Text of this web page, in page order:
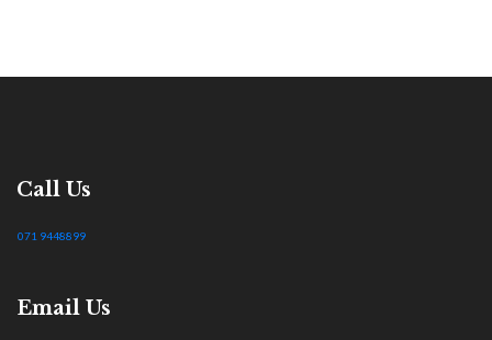
Call Us
071 9448899
Email Us